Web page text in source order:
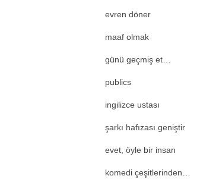
evren döner
maaf olmak
günü geçmiş et…
publics
ingilizce ustası
şarkı hafızası geniştir
evet, öyle bir insan
komedi çeşitlerinden…